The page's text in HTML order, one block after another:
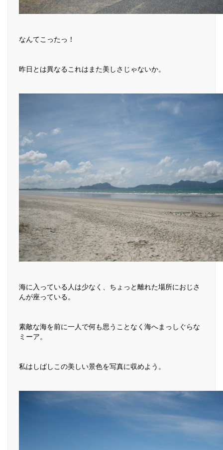
なんてこったっ！
昨日とは異なるこれはまた美しさじゃないか。
海に入っている人は少なく、ちょっと離れた場所におじさ
んが座っている。
素敵な海を前に一人で何も思うことなく海へまっしぐらな
ミーア。
私はしばしこの美しい景色を写真に収めよう。